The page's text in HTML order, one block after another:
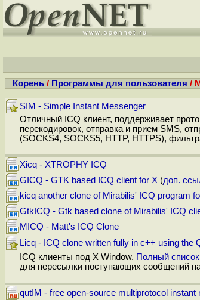
Корень / Программы для пользователя /
SIM - Simple Instant Messenger
Отличный ICQ клиент, поддерживает
перекодировок, отправка и прием SMS,
(SOCKS4, SOCKS5, HTTP, HTTPS),
Xicq - XTROPHY ICQ
GICQ - GTK based ICQ client for X (доп.
kicq another clone of Mirabilis' ICQ program
GtkICQ - Gtk based clone of Mirabilis' ICQ
MICQ - Matt's ICQ Clone
Licq - ICQ clone written fully in c++ using the
ICQ клиенты под X Window. Полный
для пересылки поступающих сообщений
qutIM - free open-source multiprotocol instant